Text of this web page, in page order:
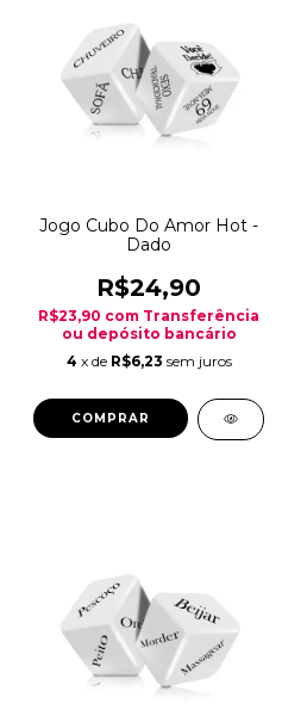
Jogo Cubo Do Amor Hot -
Dado
R$24,90
R$23,90 com Transferência
ou depósito bancário
4 x de R$6,23 sem juros